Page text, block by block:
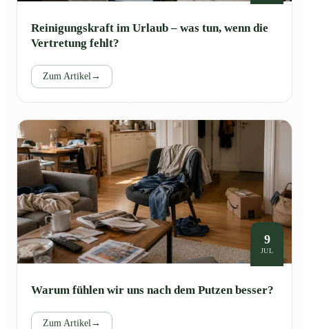
Reinigungskraft im Urlaub – was tun, wenn die
Vertretung fehlt?
Zum Artikel →
9
JUL
Warum fühlen wir uns nach dem Putzen besser?
Zum Artikel →